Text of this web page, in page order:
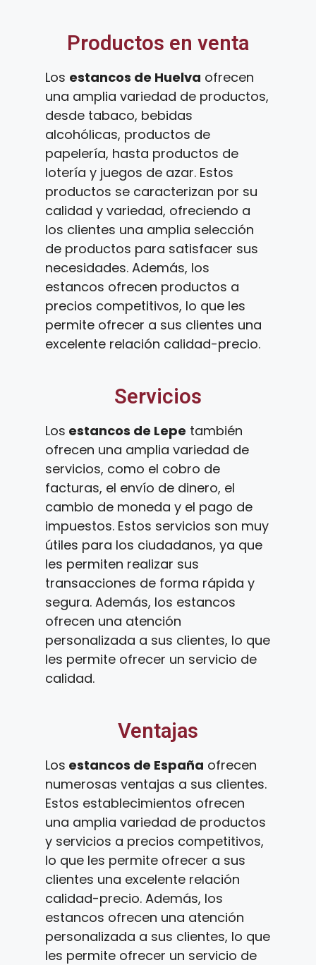
Productos en venta
Los estancos de Huelva ofrecen
una amplia variedad de productos,
desde tabaco, bebidas
alcohólicas, productos de
papelería, hasta productos de
lotería y juegos de azar. Estos
productos se caracterizan por su
calidad y variedad, ofreciendo a
los clientes una amplia selección
de productos para satisfacer sus
necesidades. Además, los
estancos ofrecen productos a
precios competitivos, lo que les
permite ofrecer a sus clientes una
excelente relación calidad-precio.
Servicios
Los estancos de Lepe también
ofrecen una amplia variedad de
servicios, como el cobro de
facturas, el envío de dinero, el
cambio de moneda y el pago de
impuestos. Estos servicios son muy
útiles para los ciudadanos, ya que
les permiten realizar sus
transacciones de forma rápida y
segura. Además, los estancos
ofrecen una atención
personalizada a sus clientes, lo que
les permite ofrecer un servicio de
calidad.
Ventajas
Los estancos de España ofrecen
numerosas ventajas a sus clientes.
Estos establecimientos ofrecen
una amplia variedad de productos
y servicios a precios competitivos,
lo que les permite ofrecer a sus
clientes una excelente relación
calidad-precio. Además, los
estancos ofrecen una atención
personalizada a sus clientes, lo que
les permite ofrecer un servicio de